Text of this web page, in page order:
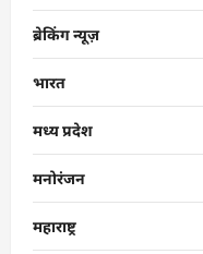
ब्रेकिंग न्यूज़
भारत
मध्य प्रदेश
मनोरंजन
महाराष्ट्र